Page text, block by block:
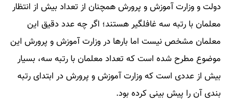
دولت و وزارت آموزش و پرورش همچنان از تعداد بیش از انتظار
معلمان با رتبه سه غافلگیر هستند؛ اگر چه عدد دقیق این
معلمان مشخص نیست اما بارها در وزارت آموزش و پرورش این
موضوع مطرح شده است که تعداد معلمان با رتبه سه، بسیار
بیش از عددی است که وزارت آموزش و پرورش در ابتدای رتبه
بندی آن را پیش بینی کرده بود.